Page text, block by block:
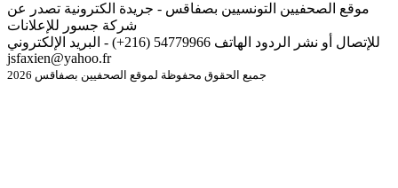
موقع الصحفيين التونسيين بصفاقس - جريدة الكترونية تصدر عن
شركة جسور للإعلانات
للإتصال أو نشر الردود الهاتف 54779966 (216+) - البريد الإلكتروني
jsfaxien@yahoo.fr
جميع الحقوق محفوظة لموقع الصحفيين بصفاقس 2026